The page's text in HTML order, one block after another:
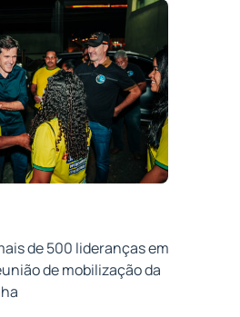
de 500 lideranças em
de mobilização da